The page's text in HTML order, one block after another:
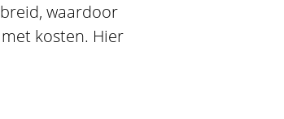
waardoor
kosten. Hier